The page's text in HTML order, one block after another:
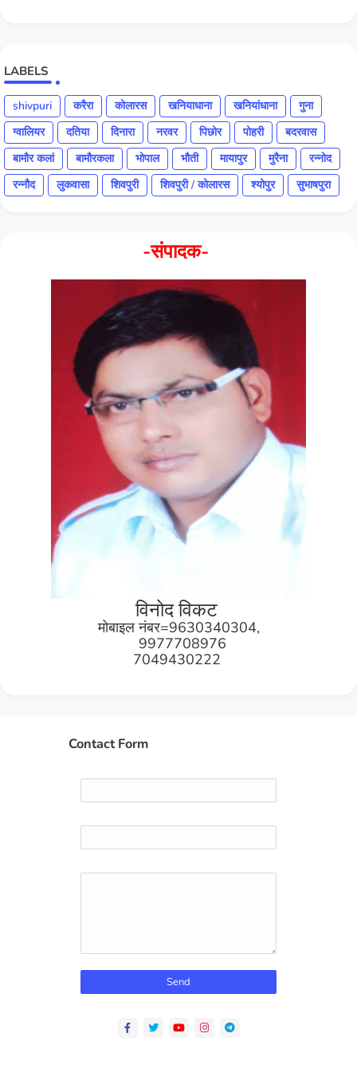
LABELS
shivpuri करैरा कोलारस खनियाधाना खनियांधाना
गुना
ग्वालियर
दतिया दिनारा नरवर पिछोर पोहरी
बदरवास
बामौर कलां
बामौरकला भोपाल भौती मायापुर मुरैना
रन्नोद
रन्नौद
लुकवासा शिवपुरी शिवपुरी / कोलारस श्योपुर सुभाषपुरा
-संपादक-
विनोद विकट
मोबाइल नंबर=9630340304,
9977708976
7049430222
Contact Form